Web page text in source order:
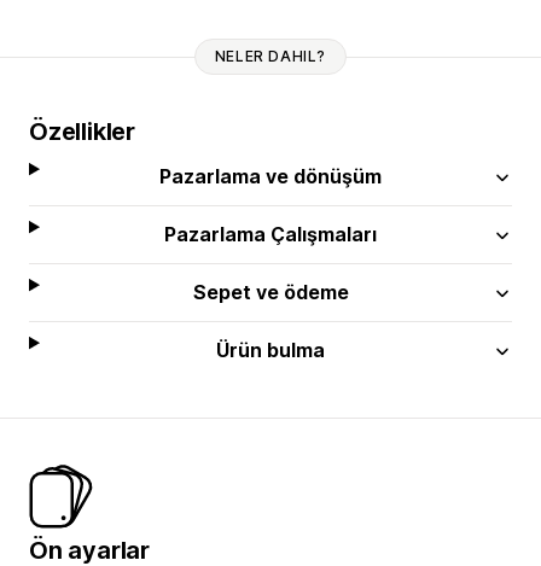
NELER DAHIL?
Özellikler
Pazarlama ve dönüşüm
Pazarlama Çalışmaları
Sepet ve ödeme
Ürün bulma
Ön ayarlar